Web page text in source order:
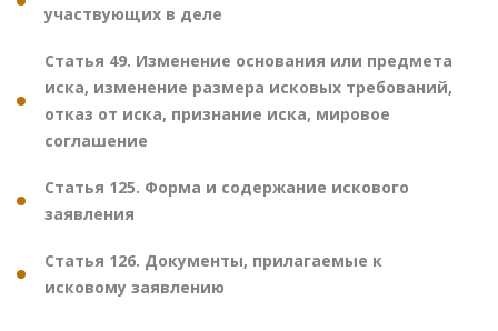
участвующих в деле
Статья 49. Изменение основания или предмета
иска, изменение размера исковых требований,
отказ от иска, признание иска, мировое
соглашение
Статья 125. Форма и содержание искового
заявления
Статья 126. Документы, прилагаемые к
исковому заявлению